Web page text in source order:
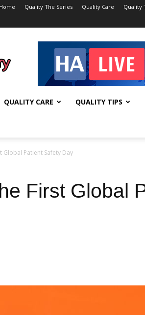
Home Quality The Series Quality Care Quality
QUALITY CARE QUALITY TIPS
Global Patient Safety Day
First Global